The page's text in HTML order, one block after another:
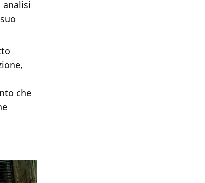
analisi
che